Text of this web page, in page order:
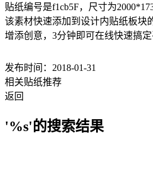
贴纸编号是f1cb5F，尺寸为
该素材快速添加到设计内贴纸板块
增添创意，3分钟即可在线快速搞定
发布时间：2018-01-31
相关贴纸推荐
返回
'%s'的搜索结果